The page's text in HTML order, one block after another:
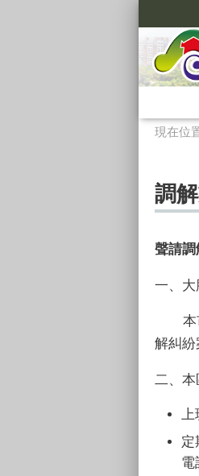
現在位
調
聲請調
一、大
本
解糾紛
二、本
定
電